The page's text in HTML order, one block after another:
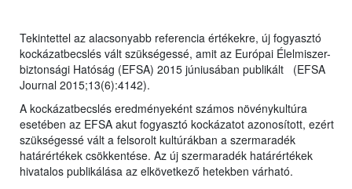
Tekintettel az alacsonyabb referencia értékekre, új fogyasztó
kockázatbecslés vált szükségessé, amit az Európai Élelmiszer-
biztonsági Hatóság (EFSA) 2015 júniusában publikált (EFSA
Journal 2015;13(6):4142).
A kockázatbecslés eredményeként számos növénykultúra
esetében az EFSA akut fogyasztó kockázatot azonosított, ezért
szükségessé vált a felsorolt kultúrákban a szermaradék
határértékek csökkentése. Az új szermaradék határértékek
hivatalos publikálása az elkövetkező hetekben várható.